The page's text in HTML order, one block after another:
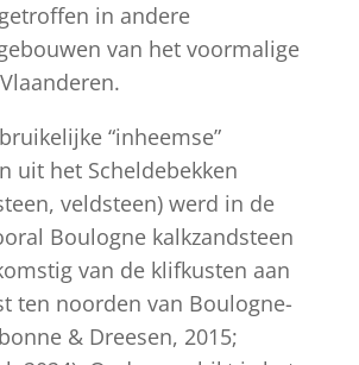
in andere
van het voormalige
“inheemse”
uit het Scheldebekken
veldsteen) werd in de
Boulogne kalkzandsteen
van de klifkusten aan
ten noorden van Boulogne-
& Dreesen, 2015;